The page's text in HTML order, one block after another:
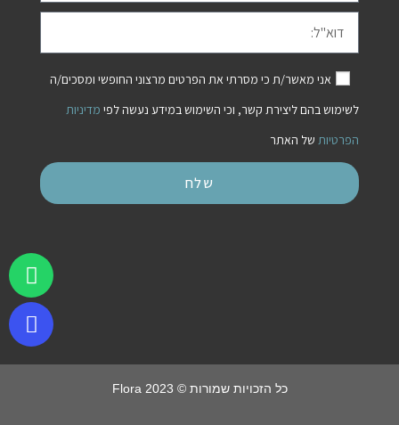
אני מאשר/ת כי מסרתי את הפרטים מרצוני החופשי ומסכים/ה
לשימוש בהם ליצירת קשר, וכי השימוש במידע נעשה לפי מדיניות
הפרטיות של האתר
שלח
כל הזכויות שמורות © Flora 2023